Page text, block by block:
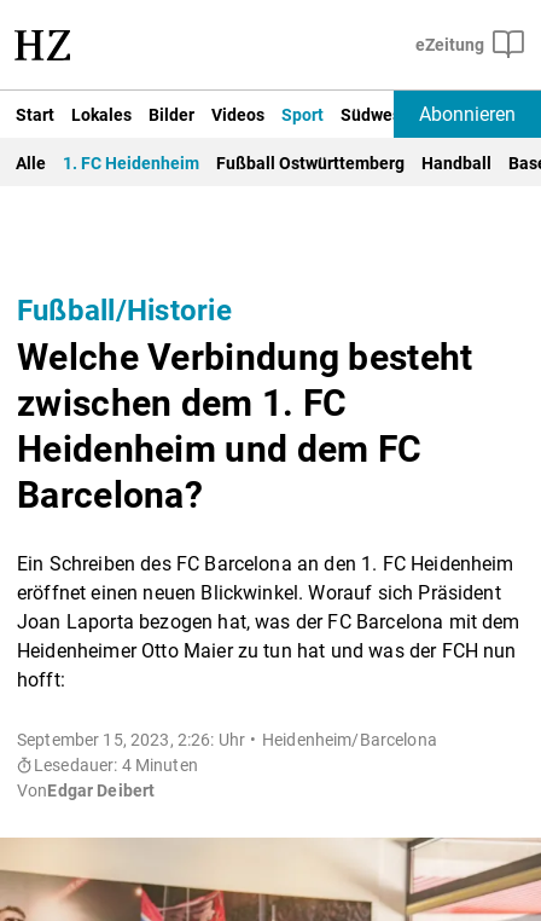
Start Lokales Bilder Videos Sport Südwest Deutschland
Abonnieren
Alle 1. FC Heidenheim Fußball Ostwürttemberg Handball
Fußball/Historie
Welche Verbindung besteht
zwischen dem 1. FC
Heidenheim und dem FC
Barcelona?
Ein Schreiben des FC Barcelona an den 1. FC Heidenheim
eröffnet einen neuen Blickwinkel. Worauf sich Präsident
Joan Laporta bezogen hat, was der FC Barcelona mit dem
Heidenheimer Otto Maier zu tun hat und was der FCH nun
hofft:
September 15, 2023, 2:26: Uhr
Heidenheim/Barcelona
Lesedauer: 4 Minuten
VonEdgar Deibert